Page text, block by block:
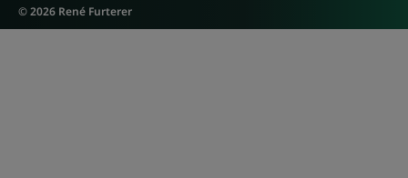
© 2026 René Furterer